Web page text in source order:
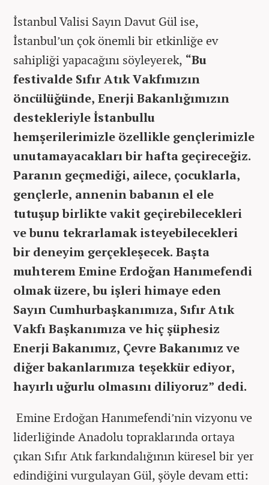
İstanbul Valisi Sayın Davut Gül ise,
İstanbul’un çok önemli bir etkinliğe ev
sahipliği yapacağını söyleyerek, “Bu
festivalde Sıfır Atık Vakfımızın
öncülüğünde, Enerji Bakanlığımızın
destekleriyle İstanbullu
hemşerilerimizle özellikle gençlerimizle
unutamayacakları bir hafta geçireceğiz.
Paranın geçmediği, ailece, çocuklarla,
gençlerle, annenin babanın el ele
tutuşup birlikte vakit geçirebilecekleri
ve bunu tekrarlamak isteyebilecekleri
bir deneyim gerçekleşecek. Başta
muhterem Emine Erdoğan Hanımefendi
olmak üzere, bu işleri himaye eden
Sayın Cumhurbaşkanımıza, Sıfır Atık
Vakfı Başkanımıza ve hiç şüphesiz
Enerji Bakanımız, Çevre Bakanımız ve
diğer bakanlarımıza teşekkür ediyor,
hayırlı uğurlu olmasını diliyoruz” dedi.
Emine Erdoğan Hanımefendi’nin vizyonu ve
liderliğinde Anadolu topraklarında ortaya
çıkan Sıfır Atık farkındalığının küresel bir yer
edindiğini vurgulayan Gül, şöyle devam etti: